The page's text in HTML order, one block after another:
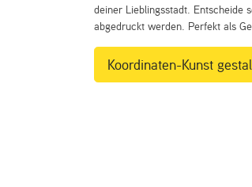
deiner Lieblingsstadt. Entscheide
abgedruckt werden. Perfekt als
Koordinaten-Kunst